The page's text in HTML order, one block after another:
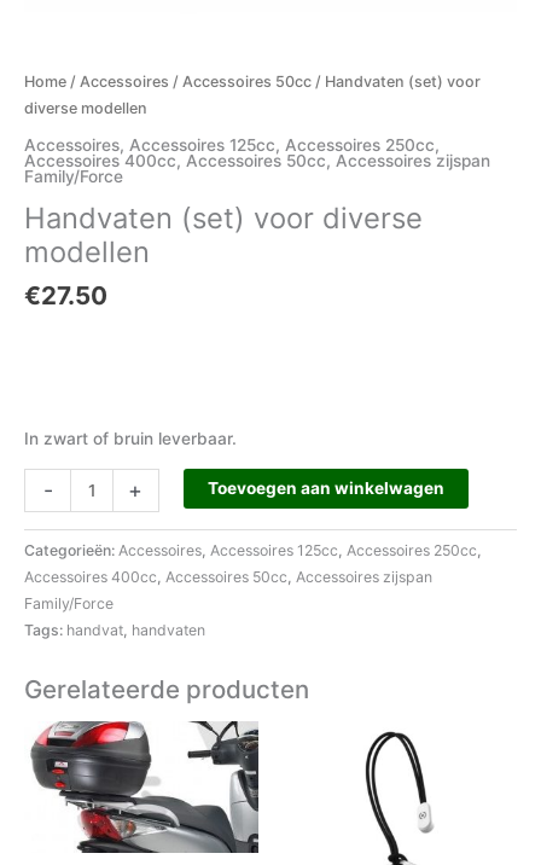
Home / Accessoires / Accessoires 50cc / Handvaten (set) voor
diverse modellen
Accessoires, Accessoires 125cc, Accessoires 250cc,
Accessoires 400cc, Accessoires 50cc, Accessoires zijspan
Family/Force
Handvaten (set) voor diverse
modellen
€27.50
In zwart of bruin leverbaar.
- + Toevoegen aan winkelwagen
Categorieën: Accessoires Accessoires 125cc Accessoires 250cc
Accessoires 400cc Accessoires 50cc Accessoires zijspan
Family/Force
Tags: handvat handvaten
Gerelateerde producten